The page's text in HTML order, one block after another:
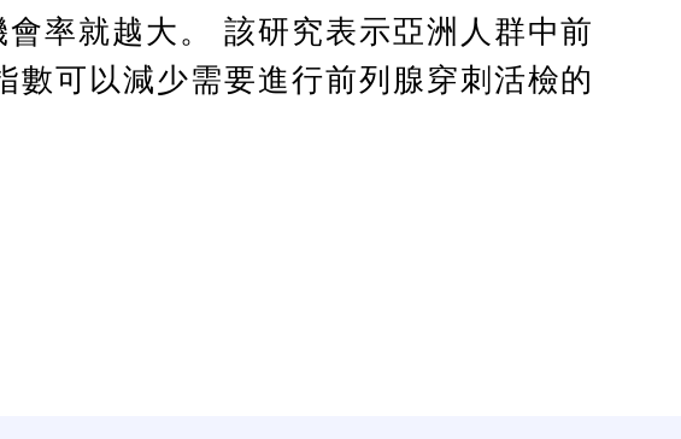
率就越大。 該研究表示亞洲人群中前
可以減少需要進行前列腺穿刺活檢的